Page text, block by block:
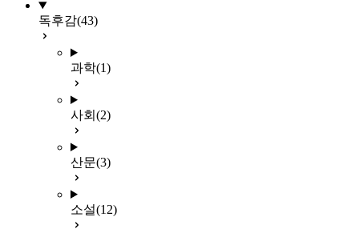
독후감(43)
과학(1)
사회 (2)
산문(3)
소설(12)